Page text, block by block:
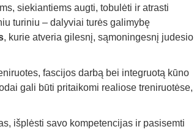
siekiantiems augti, tobulėti ir atrasti
turiniu – dalyviai turės galimybę
, kurie atveria gilesnį, sąmoningesnį judesio
fascijos darbą bei integruotą kūno
gali būti pritaikomi realiose treniruotėse,
išplėsti savo kompetencijas ir pasisemti